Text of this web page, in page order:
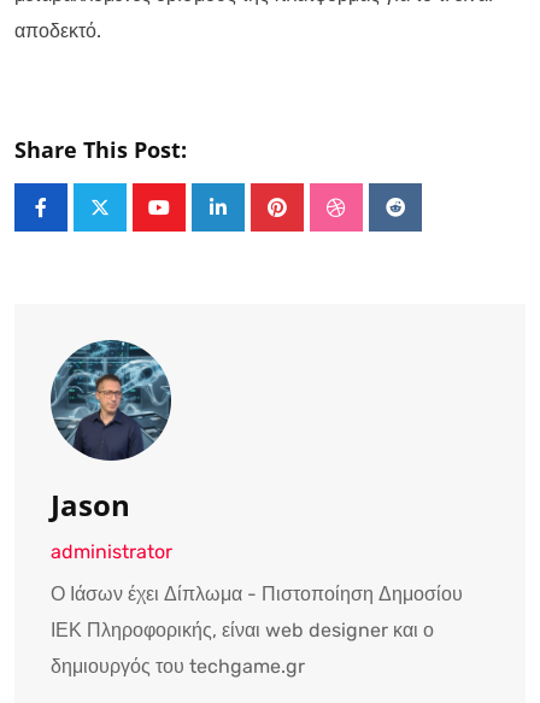
αποδεκτό.
Share This Post:
LinkedInPinterestStumbleUpon
Reddit
Jason
administrator
Ο Ιάσων έχει Δίπλωμα - Πιστοποίηση Δημοσίου
ΙΕΚ Πληροφορικής, είναι web designer και ο
δημιουργός του techgame.gr